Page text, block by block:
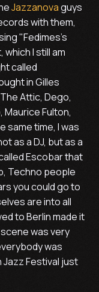
Jazzanovaguys
with them,
"Fedimes's
I still am
called
in Gilles
Attic, Dego,
Maurice Fulton,
same time, I was
as a DJ, but as a
Escobar that
Techno people
you could go to
are into all
to Berlin made it
was very
was
Jazz Festival just